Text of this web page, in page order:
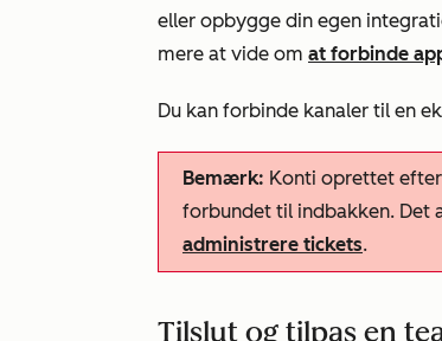
eller opbygge din egen
mere at vide om at forbinde
Du kan forbinde kanaler til en
Bemærk: Konti oprettet efter
forbundet til indbakken. Det
administrere tickets.
Tilslut og tilpas en